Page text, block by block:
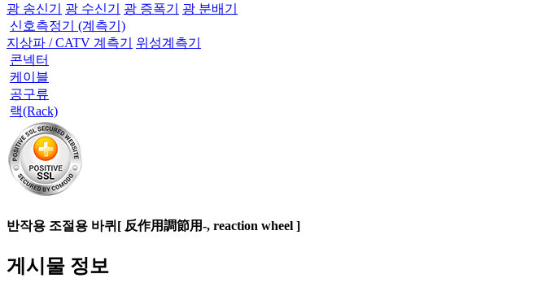
광 송신기
광 수신기 광 증폭기
광 분배기
신호측정기 (계측기)
지상파 / CATV 계측기
위성계측기
콘넥터
케이블
공구류
랙(Rack)
반작용 조절용 바퀴[ 反作用調節用-, reaction wheel ]
게시물 정보